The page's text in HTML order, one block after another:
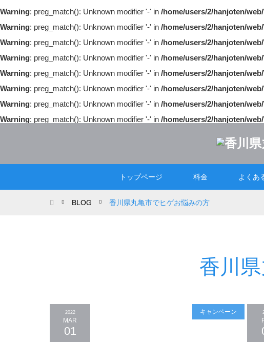
Warning: preg_match(): Unknown modifier '-' in /home/users/2/hanjoten/
Warning: preg_match(): Unknown modifier '-' in /home/users/2/hanjoten/
Warning: preg_match(): Unknown modifier '-' in /home/users/2/hanjoten/
Warning: preg_match(): Unknown modifier '-' in /home/users/2/hanjoten/
Warning: preg_match(): Unknown modifier '-' in /home/users/2/hanjoten/
Warning: preg_match(): Unknown modifier '-' in /home/users/2/hanjoten/
Warning: preg_match(): Unknown modifier '-' in /home/users/2/hanjoten/
Warning: preg_match(): Unknown modifier '-' in /home/users/2/hanjoten/
トップページ 料金 よくあ
ホームBLOG 香川県丸亀市でヒゲお悩みの方
香川
2022
MAR
01
キャンペーン